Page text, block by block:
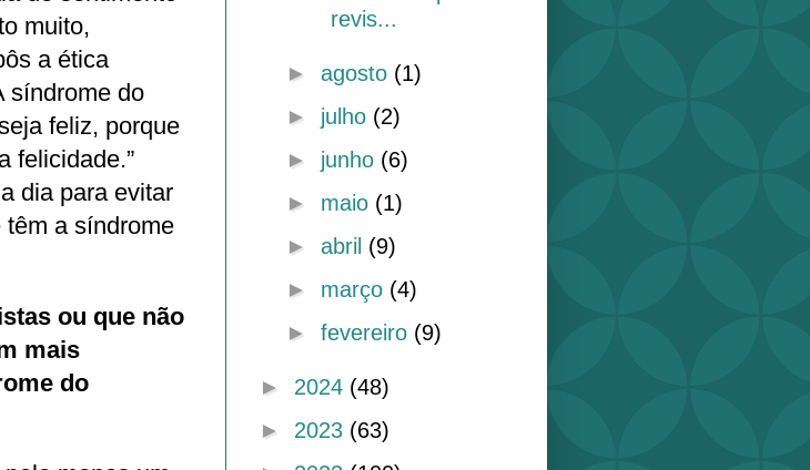
muito,
a ética
síndrome do
feliz, porque
felicidade.”
dia para evitar
têm a síndrome
ou que não
mais
do
revis...
► agosto (1)
► julho (2)
► junho (6)
► maio (1)
► abril (9)
► março (4)
► fevereiro (9)
► 2024 (48)
► 2023 (63)